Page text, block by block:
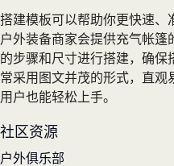
搭建模板可以帮助你更快速、
户外装备商家会提供充气帐篷
的步骤和尺寸进行搭建，确保
常采用图文并茂的形式，直观
用户也能轻松上手。
社区资源
户外俱乐部